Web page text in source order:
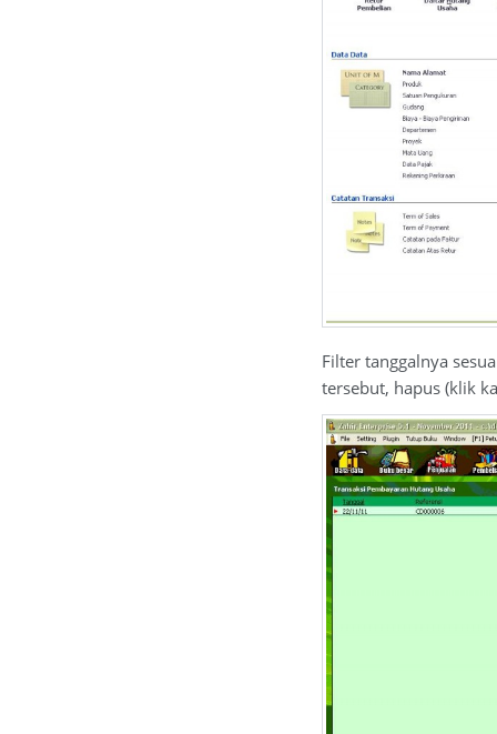
Filter tanggalnya
tersebut, hapus (klik